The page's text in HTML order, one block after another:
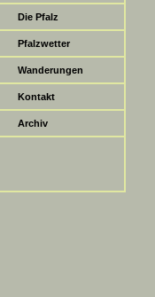
Die Pfalz
Pfalzwetter
Wanderungen
Kontakt
Archiv